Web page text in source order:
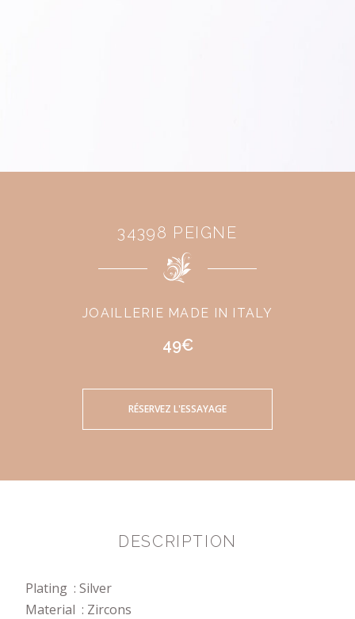
34398 PEIGNE
JOAILLERIE MADE IN ITALY
49€
RÉSERVEZ L'ESSAYAGE
DESCRIPTION
Plating : Silver
Material : Zircons